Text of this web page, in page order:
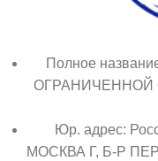
Полное
ОГРАНИЧЕННОЙ
Юр. адрес:
МОСКВА Г, Б-Р